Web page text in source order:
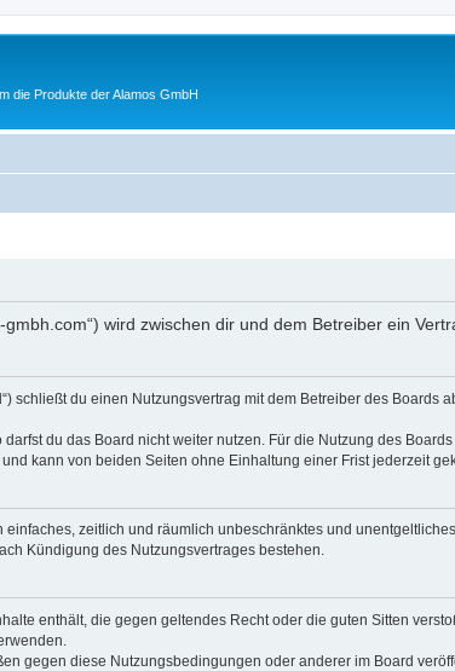
die Produkte der Alamos GmbH
wird zwischen dir und dem Betreiber ein
schließt du einen Nutzungsvertrag mit dem Betreiber des
du das Board nicht weiter nutzen. Für die Nutzung des
kann von beiden Seiten ohne Einhaltung einer Frist jederzeit
zeitlich und räumlich unbeschränktes und
Kündigung des Nutzungsvertrages bestehen.
enthält, die gegen geltendes Recht oder die guten Sitten
gegen diese Nutzungsbedingungen oder anderer im Board